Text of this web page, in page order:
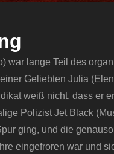
war lange Teil des
Geliebten Julia
weiß nicht, dass er
Polizist Jet Black
ging, und die
eingefroren war und